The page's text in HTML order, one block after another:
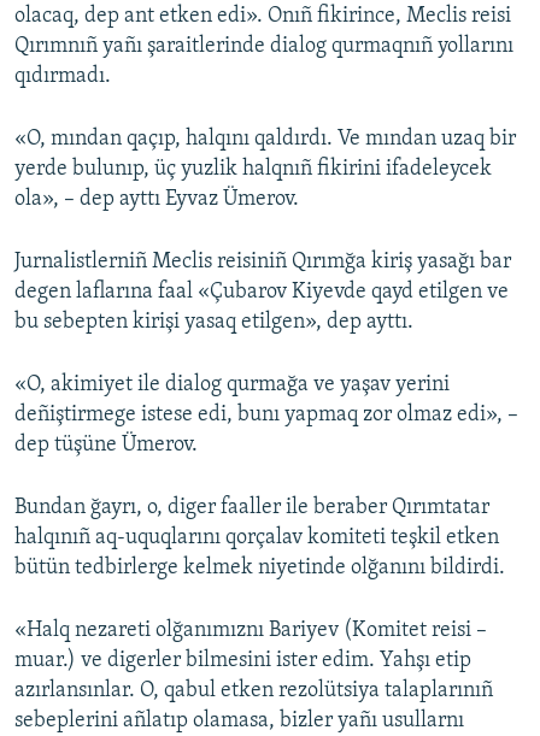
olacaq, dep ant etken edi». Onıñ fikirince, Meclis reisi
Qırımnıñ yañı şaraitlerinde dialog qurmaqnıñ yollarını
qıdırmadı.
«O, mından qaçıp, halqını qaldırdı. Ve mından uzaq bir
yerde bulunıp, üç yuzlik halqnıñ fikirini ifadeleycek
ola», – dep ayttı Eyvaz Ümerov.
Jurnalistlerniñ Meclis reisiniñ Qırımğa kiriş yasağı bar
degen laflarına faal «Çubarov Kiyevde qayd etilgen ve
bu sebepten kirişi yasaq etilgen», dep ayttı.
«O, akimiyet ile dialog qurmağa ve yaşav yerini
deñiştirmege istese edi, bunı yapmaq zor olmaz edi», –
dep tüşüne Ümerov.
Bundan ğayrı, o, diger faaller ile beraber Qırımtatar
halqınıñ aq-uquqlarını qorçalav komiteti teşkil etken
bütün tedbirlerge kelmek niyetinde olğanını bildirdi.
«Halq nezareti olğanımıznı Bariyev (Komitet reisi –
muar.) ve digerler bilmesini ister edim. Yahşı etip
azırlansınlar. O, qabul etken rezolütsiya talaplarınıñ
sebeplerini añlatıp olamasa, bizler yañı usullarnı